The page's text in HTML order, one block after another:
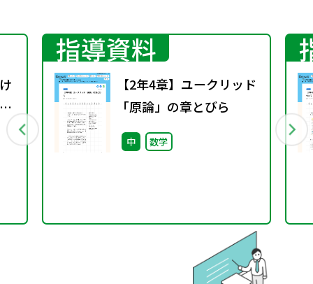
指導資料
【2年4章】ユークリッド
「原論」の章とびら
中 数学